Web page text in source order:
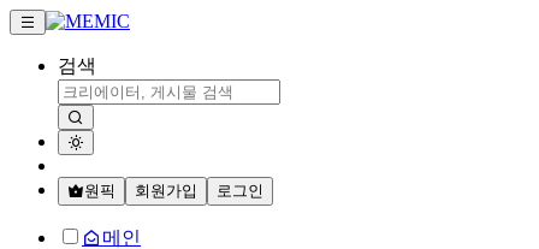
검색
원픽 회원가입 로그인
메인